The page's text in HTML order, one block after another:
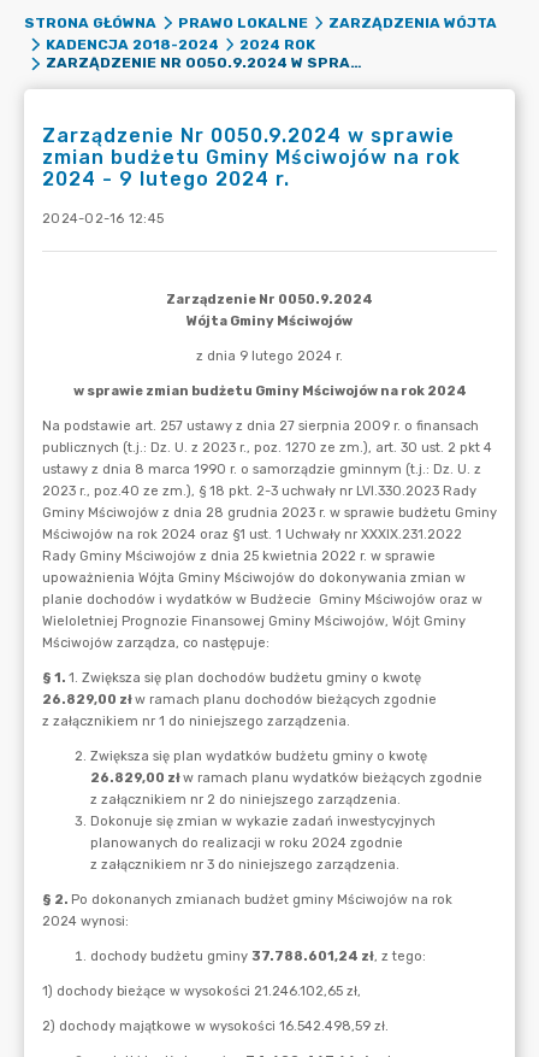
STRONA GŁÓWNA PRAWO LOKALNE
ZARZĄDZENIA WÓJTA
KADENCJA 2018-2024
2024 ROK
ZARZĄDZENIE NR 0050.9.2024 W SPRAWIE ZMIAN BUDŻETU GMINY MŚCIWOJÓW NA ROK 2024 - 9 LUTEGO 2024 R.
Zarządzenie Nr 0050.9.2024 w sprawie
zmian budżetu Gminy Mściwojów na rok
2024 - 9 lutego 2024 r.
2024-02-16 12:45